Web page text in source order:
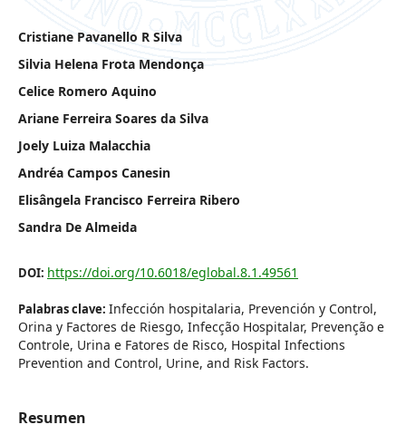
Cristiane Pavanello R Silva
Silvia Helena Frota Mendonça
Celice Romero Aquino
Ariane Ferreira Soares da Silva
Joely Luiza Malacchia
Andréa Campos Canesin
Elisângela Francisco Ferreira Ribero
Sandra De Almeida
DOI: https://doi.org/10.6018/eglobal.8.1.49561
Palabras clave: Infección hospitalaria, Prevención y Control,
Orina y Factores de Riesgo, Infecção Hospitalar, Prevenção e
Controle, Urina e Fatores de Risco, Hospital Infections
Prevention and Control, Urine, and Risk Factors.
Resumen